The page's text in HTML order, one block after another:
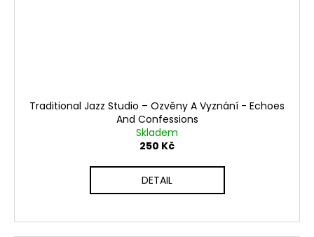
Traditional Jazz Studio – Ozvěny A Vyznání - Echoes
And Confessions
Skladem
250 Kč
DETAIL